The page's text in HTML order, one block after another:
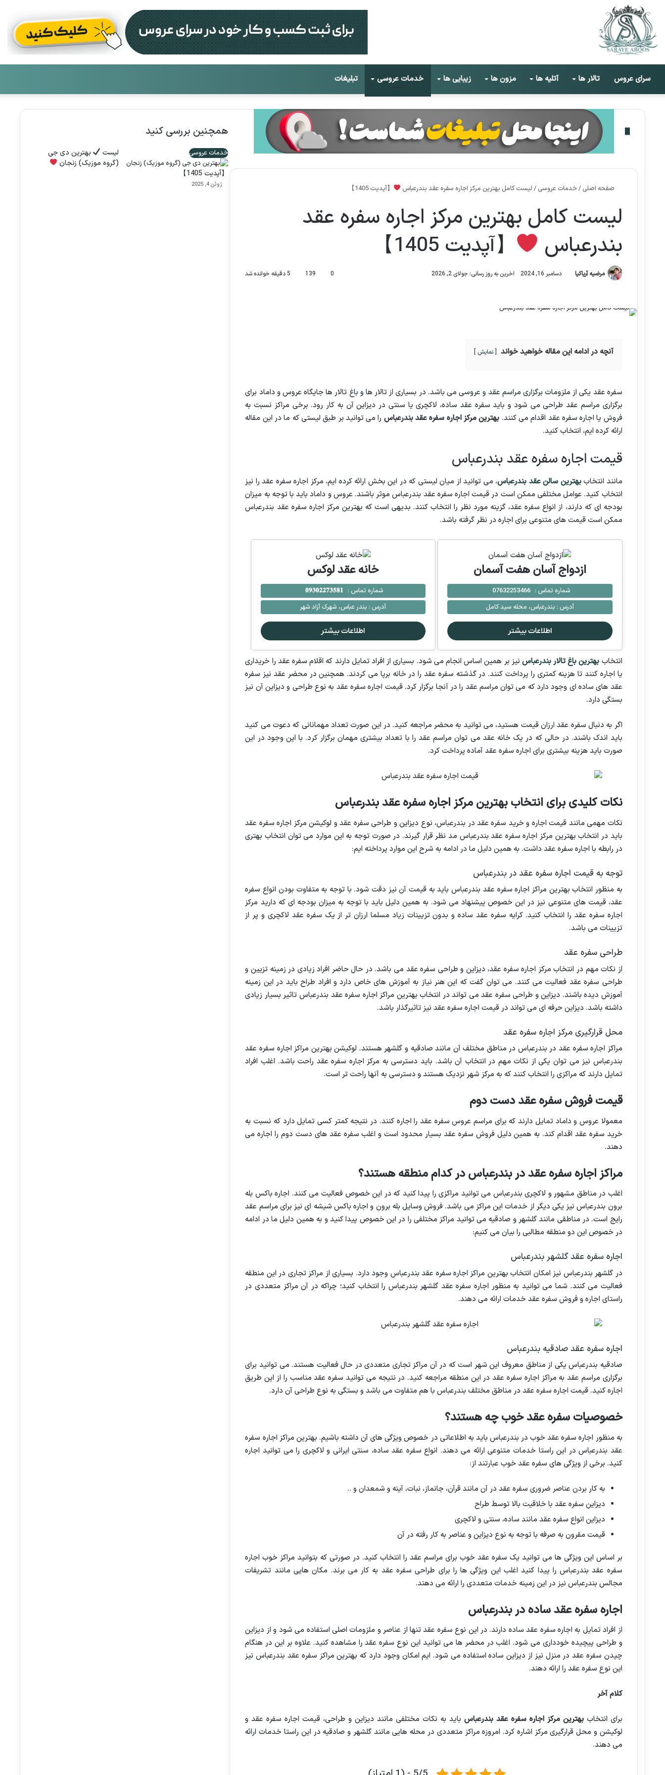
سرای عروس تالار ها آتلیه ها مزون ها زیبایی ها خدمات عروسی تبلیغات
پوست
صفحه اصلی /خدمات عروسی / لیست کامل بهترین مرکز اجاره سفره عقد بندرعباس 【آپدیت 1405】
لیست کامل بهترین مرکز اجاره سفره عقد
بندرعباس
【آپدیت 1405】
مرضیه آریاکیا دسامبر 16, 2024 اخرین به روز رسانی: جولای 2, 2026 0
139
آنچه در ادامه این مقاله خواهید خواند نمایش
سفره عقد یکی از ملزومات برگزاری مراسم عقد و عروسی می باشد. در بسیاری از تالار ها و باغ تالار ها جایگاه عروس و داماد برای
برگزاری مراسم عقد طراحی می شود و باید سفره عقد ساده، لاکچری یا سنتی در دیزاین آن به کار رود. برخی مراکز نسبت به
فروش یا اجاره سفره عقد اقدام می کنند. بهترین مرکز اجاره سفره عقد بندرعباس را می توانید بر طبق لیستی که ما در این مقاله
ارائه کرده ایم، انتخاب کنید.
قیمت اجاره سفره عقد بندرعباس
مانند انتخاببهترین سالن عقد بندرعباس، می توانید از میان لیستی که در این بخش ارائه کرده ایم، مرکز اجاره سفره عقد را نیز
انتخاب کنید. عوامل مختلفی ممکن است در قیمت اجاره سفره عقد بندرعباس موثر باشند. عروس و داماد باید با توجه به میزان
بودجه ای که دارند، از انواع سفره عقد، گزینه مورد نظر را انتخاب کنند. بدیهی است که بهترین مرکز اجاره سفره عقد بندرعباس
ممکن است قیمت های متنوعی برای اجاره در نظر گرفته باشد.
ازدواج آسان هفت آسمان
شماره تماس : 07632253466
آدرس : بندرعباس، محله سید کامل
اطلاعات بیشتر
خانه عقد لوکس
شماره تماس : 𝟎𝟗𝟑𝟎𝟐𝟐𝟕𝟑𝟓𝟖𝟏
آدرس : بندر عباس، شهرک آزاد شهر
اطلاعات بیشتر
انتخاب بهترین باغ تالار بندرعباس نیز بر همین اساس انجام می شود. بسیاری از افراد تمایل دارند که اقلام سفره عقد را خریداری
یا اجاره کنند تا هزینه کمتری را پرداخت کنند. در گذشته سفره عقد را در خانه برپا می کردند. همچنین در محضر عقد نیز سفره
عقد های ساده ای وجود دارد که می توان مراسم عقد را در آنجا برگزار کرد. قیمت اجاره سفره عقد به نوع طراحی و دیزاین آن نیز
بستگی دارد.
اگر به دنبال سفره عقد ارزان قیمت هستید، می توانید به محضر مراجعه کنید. در این صورت تعداد مهمانانی که دعوت می کنید
باید اندک باشند. در حالی که در یک خانه عقد می توان مراسم عقد را با تعداد بیشتری مهمان برگزار کرد. با این وجود در این
صورت باید هزینه بیشتری برای اجاره سفره عقد آماده پرداخت کرد.
نکات کلیدی برای انتخاب بهترین مرکز اجاره سفره عقد بندرعباس
نکات مهمی مانند قیمت اجاره و خرید سفره عقد در بندرعباس، نوع دیزاین و طراحی سفره عقد و لوکیشن مرکز اجاره سفره عقد
باید در انتخاب بهترین مرکز اجاره سفره عقد بندرعباس مد نظر قرار گیرند. در صورت توجه به این موارد می توان انتخاب بهتری
در رابطه با اجاره سفره عقد داشت. به همین دلیل ما در ادامه به شرح این موارد پرداخته ایم:
توجه به قیمت اجاره سفره عقد در بندرعباس
به منظور انتخاب بهترین مراکز اجاره سفره عقد بندرعباس باید به قیمت آن نیز دقت شود. با توجه به متفاوت بودن انواع سفره
عقد، قیمت های متنوعی نیز در این خصوص پیشنهاد می شود. به همین دلیل باید با توجه به میزان بودجه ای که دارید مرکز
اجاره سفره عقد را انتخاب کنید. کرایه سفره عقد ساده و بدون تزیینات زیاد مسلما ارزان تر از یک سفره عقد لاکچری و پر از
تزیینات می باشد.
طراحی سفره عقد
از نکات مهم در انتخاب مرکز اجاره سفره عقد، دیزاین و طراحی سفره عقد می باشد. در حال حاضر افراد زیادی در زمینه تزیین و
طراحی سفره عقد فعالیت می کنند. می توان گفت که این هنر نیاز به آموزش های خاص دارد و افراد طراح باید در این زمینه
آموزش دیده باشند. دیزاین و طراحی سفره عقد می تواند در انتخاب بهترین مراکز اجاره سفره عقد بندرعباس تاثیر بسیار زیادی
داشته باشد. دیزاین حرفه ای می تواند در قیمت اجاره سفره عقد نیز تاثیرگذار باشد.
محل قرارگیری مرکز اجاره سفره عقد
مراکز اجاره سفره عقد در بندرعباس در مناطق مختلف آن مانند صادقیه و گلشهر هستند. لوکیشن بهترین مراکز اجاره سفره عقد
بندرعباس نیز می توان یکی از نکات مهم در انتخاب آن باشد. باید دسترسی به مرکز اجاره سفره عقد راحت باشد. اغلب افراد
تمایل دارند که مراکزی را انتخاب کنند که به مرکز شهر نزدیک هستند و دسترسی به آنها راحت تر است.
قیمت فروش سفره عقد دست دوم
معمولا عروس و داماد تمایل دارند که برای مراسم عروس سفره عقد را اجاره کنند. در نتیجه کمتر کسی تمایل دارد که نسبت به
خرید سفره عقد اقدام کند. به همین دلیل فروش سفره عقد بسیار محدود است و اغلب سفره عقد های دست دوم را اجاره می
دهند.
مراکز اجاره سفره عقد در بندرعباس در کدام منطقه هستند؟
اغلب در مناطق مشهور و لاکچری بندرعباس می توانید مراکزی را پیدا کنید که در این خصوص فعالیت می کنند. اجاره باکس بله
برون بندرعباس نیز یکی دیگر از خدمات این مراکز می باشد. فروش وسایل بله برون و اجاره باکس شیشه ای نیز برای مراسم عقد
رایج است. در مناطقی مانند گلشهر و صادقیه می توانید مراکز مختلفی را در این خصوص پیدا کنید و به همین دلیل ما در ادامه
در خصوص این دو منطقه مطالبی را بیان می کنیم:
اجاره سفره عقد گلشهر بندرعباس
در گلشهر بندرعباس نیز امکان انتخاب بهترین مراکز اجاره سفره عقد بندرعباس وجود دارد. بسیاری از مراکز تجاری در این منطقه
فعالیت می کنند. شما می توانید به منظور اجاره سفره عقد گلشهر بندرعباس را انتخاب کنید؛ چراکه در آن مراکز متعددی در
راستای اجاره و فروش سفره عقد خدمات ارائه می دهند.
اجاره سفره عقد صادقیه بندرعباس
صادقیه بندرعباس یکی از مناطق معروف این شهر است که در آن مراکز تجاری متعددی در حال فعالیت هستند. می توانید برای
برگزاری مراسم عقد به مراکز اجاره سفره عقد در این منطقه مراجعه کنید. در نتیجه می توانید سفره عقد مناسب را از این طریق
اجاره کنید. قیمت اجاره سفره عقد در مناطق مختلف بندرعباس با هم متفاوت می باشد و بستگی به نوع طراحی آن دارد.
خصوصیات سفره عقد خوب چه هستند؟
به منظور اجاره سفره عقد خوب در بندرعباس باید به اطلاعاتی در خصوص ویژگی های آن داشته باشیم. بهترین مراکز اجاره سفره
عقد بندرعباس در این راستا خدمات متنوعی ارائه می دهند. انواع سفره عقد ساده، سنتی ایرانی و لاکچری را می توانید اجاره
کنید. برخی از ویژگی های سفره عقد خوب عبارتند از:
به کار بردن عناصر ضروری سفره عقد در آن مانند قرآن، جانماز، نبات، آینه و شمعدان و ..
دیزاین سفره عقد با خلاقیت بالا توسط طراح
دیزاین انواع سفره عقد مانند ساده، سنتی و لاکچری
قیمت مقرون به صرفه با توجه به نوع دیزاین و عناصر به کار رفته در آن
بر اساس این ویژگی ها می توانید یک سفره عقد خوب برای مراسم عقد را انتخاب کنید. در صورتی که بتوانید مراکز خوب اجاره
سفره عقد بندرعباس را پیدا کنید اغلب این ویژگی ها را برای طراحی سفره عقد به کار می برند. مکان هایی مانند تشریفات
مجالس بندرعباس نیز در این زمینه خدمات متعددی را ارائه می دهند.
اجاره سفره عقد ساده در بندرعباس
از افراد تمایل به اجاره سفره عقد ساده دارند. در این نوع سفره عقد تنها از عناصر و ملزومات اصلی استفاده می شود و از دیزاین
و طراحی پیچیده خودداری می شود. اغلب در محضر ها می توانید این نوع سفره عقد را مشاهده کنید. علاوه بر این در هنگام
چیدن سفره عقد در منزل نیز از دیزاین ساده استفاده می شود. ایم امکان وجود دارد که بهترین مراکز سفره عقد بندرعباس نیز
این نوع سفره عقد را ارائه دهند.
کلام آخر
برای انتخاببهترین مرکز اجاره سفره عقد بندرعباس باید به نکات مختلفی مانند دیزاین و طراحی، قیمت اجاره سفره عقد و
لوکیشن و محل قرارگیری مرکز اشاره کرد. امروزه مراکز متعددی در محله هایی مانند گلشهر و صادقیه در این راستا خدمات ارائه
می دهند.
همچنین بررسی کنید
خدمات عروسی لیست
بهترین دی جی
(گروه موزیک) زنجان
【آپدیت 1405】
ژوئن 4, 2025